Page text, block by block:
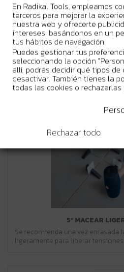
4º
Apoyamos el Alicate según
para enrasar las baldosas antes
5º MACEAR
Se recomienda una vez enrasada
ligeramente para liberar tensiones.
En Radikal Tools, empleamos
terceros para mejorar la
nuestra web y ofrecerte
intereses, basándonos en un
tus hábitos de navegación.
Puedes gestionar tus
seleccionando la opción
allí, podrás decidir qué tipos
desactivar. También tienes la
todas las cookies o
Rechazar todo